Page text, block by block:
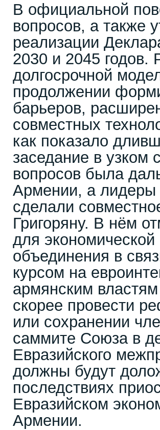
В официальной
вопросов, а также
реализации
2030 и 2045
долгосрочной
продолжении
барьеров,
совместных
как показало
заседание в узком
вопросов была
Армении, а лидеры
сделали
Григоряну. В нём
для экономической
объединения в
курсом на
армянским
скорее провести
или сохранении
саммите Союза в
Евразийского
должны будут
последствиях
Евразийском
Армении.